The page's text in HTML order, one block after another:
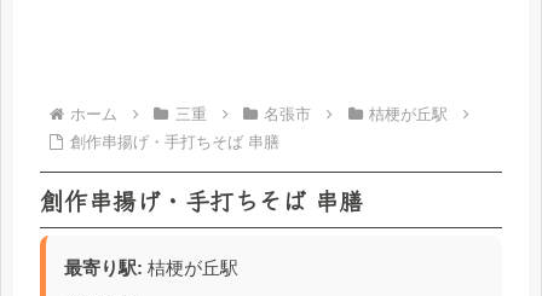
ホーム 三重 名張市
桔梗が丘駅
創作串揚げ・手打ちそば 串膳
創作串揚げ・手打ちそば 串膳
最寄り駅: 桔梗が丘駅